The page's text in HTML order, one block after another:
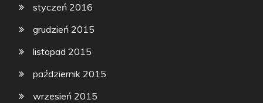
styczeń 2016
grudzień 2015
listopad 2015
październik 2015
wrzesień 2015